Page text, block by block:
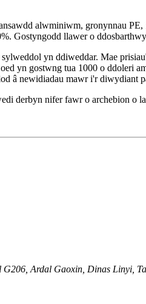
alwminiwm, gronynnau
Gostyngodd llawer o
yn ddiweddar. Mae
yn gostwng tua 1000 o ddoleri
â newidiadau mawr i'r diwydiant
derbyn nifer fawr o archebion o
Ardal Gaoxin, Dinas Linyi,